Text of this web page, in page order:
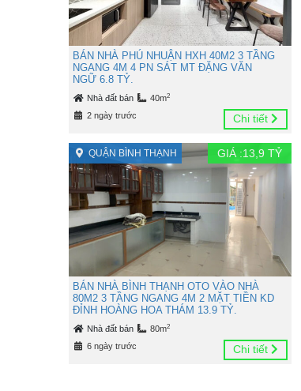
BÁN NHÀ PHÚ NHUẬN HXH 40M2 3 TẦNG
NGANG 4M 4 PN SÁT MT ĐẶNG VĂN
NGỮ 6.8 TỶ.
Nhà đất bán 40m2
2 ngày trước Chi tiết
QUẬN BÌNH THẠNH GIÁ :13,9 TỶ
BÁN NHÀ BÌNH THẠNH OTO VÀO NHÀ
80M2 3 TẦNG NGANG 4M 2 MẶT TIỀN KD
ĐỈNH HOÀNG HOA THÁM 13.9 TỶ.
Nhà đất bán 80m2
6 ngày trước Chi tiết